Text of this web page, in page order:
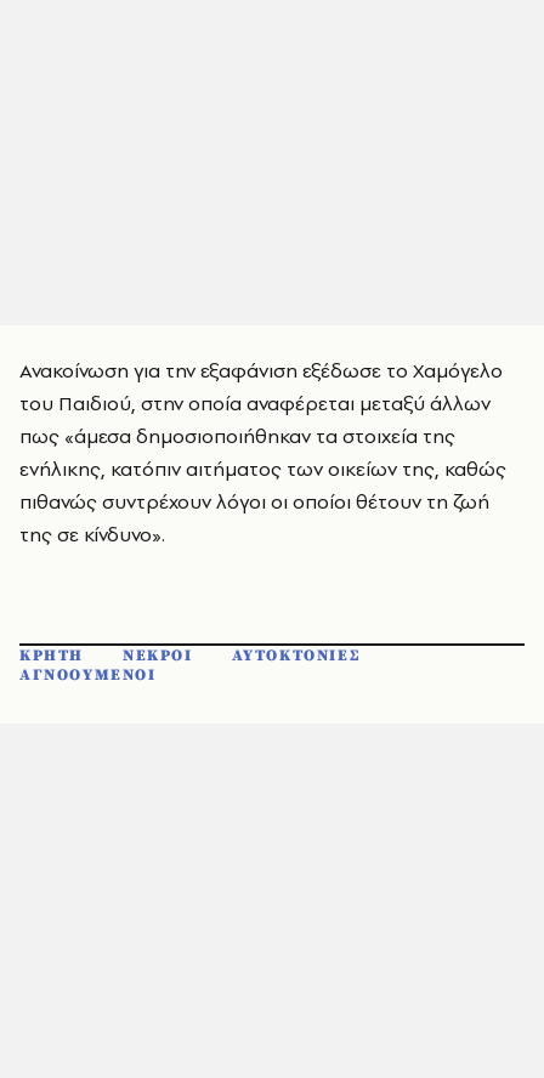
Ανακοίνωση για την εξαφάνιση εξέδωσε το Χαμόγελο
του Παιδιού, στην οποία αναφέρεται μεταξύ άλλων
πως «άμεσα δημοσιοποιήθηκαν τα στοιχεία της
ενήλικης, κατόπιν αιτήματος των οικείων της, καθώς
πιθανώς συντρέχουν λόγοι οι οποίοι θέτουν τη ζωή
της σε κίνδυνο».
ΚΡΗΤΗ ΝΕΚΡΟΙ
ΑΥΤΟΚΤΟΝΙΕΣ
ΑΓΝΟΟΥΜΕΝΟΙ